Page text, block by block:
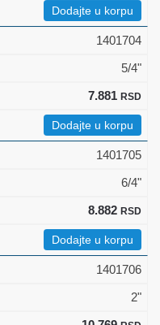
Dodajte u korpu
1401704
5/4"
7.881 RSD
Dodajte u korpu
1401705
6/4"
8.882 RSD
Dodajte u korpu
1401706
2"